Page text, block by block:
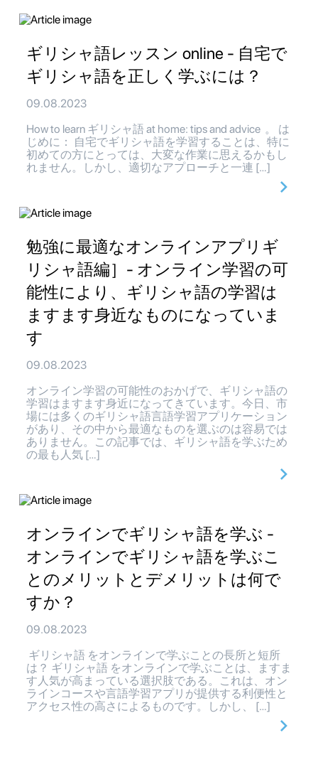
ギリシャ語レッスン online - 自宅で
ギリシャ語を正しく学ぶには？
09.08.2023
How to learn ギリシャ語 at home: tips and advice 。 は
じめに： 自宅でギリシャ語を学習することは、特に
初めての方にとっては、大変な作業に思えるかもし
れません。しかし、適切なアプローチと一連 […]
勉強に最適なオンラインアプリギ
リシャ語編］- オンライン学習の可
能性により、ギリシャ語の学習は
ますます身近なものになっていま
す
09.08.2023
オンライン学習の可能性のおかげで、ギリシャ語の
学習はますます身近になってきています。今日、市
場には多くのギリシャ語言語学習アプリケーション
があり、その中から最適なものを選ぶのは容易では
ありません。この記事では、ギリシャ語を学ぶため
の最も人気 […]
オンラインでギリシャ語を学ぶ -
オンラインでギリシャ語を学ぶこ
とのメリットとデメリットは何で
すか？
09.08.2023
ギリシャ語 をオンラインで学ぶことの長所と短所
は？ ギリシャ語 をオンラインで学ぶことは、ますま
す人気が高まっている選択肢である。これは、オン
ラインコースや言語学習アプリが提供する利便性と
アクセス性の高さによるものです。しかし、 […]